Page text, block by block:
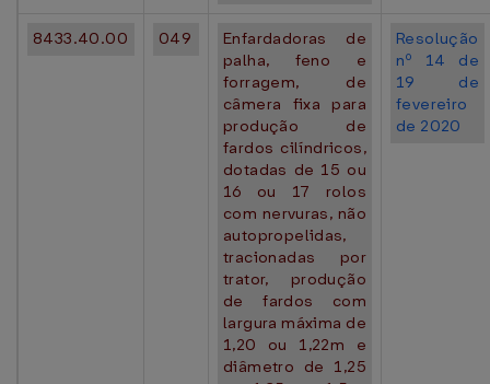
8433.40.00 049
Enfardadoras de
palha, feno e
forragem, de
câmera fixa para
produção de
fardos cilíndricos,
dotadas de 15 ou
16 ou 17 rolos
com nervuras, não
autopropelidas,
tracionadas por
trator, produção
de fardos com
largura máxima de
1,20 ou 1,22m e
diâmetro de 1,25
Resolução
nº 14 de
19 de
fevereiro
de 2020